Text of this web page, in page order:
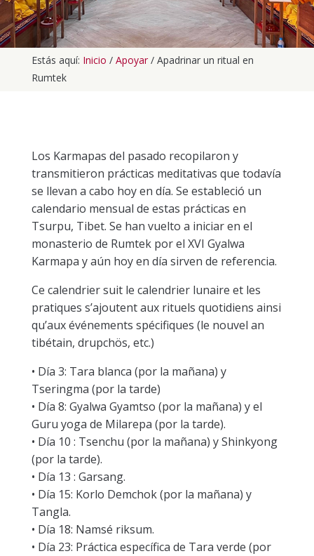
Estás aquí: Inicio / Apoyar/ Apadrinar un ritual en
Rumtek
Los Karmapas del pasado recopilaron y
transmitieron prácticas meditativas que todavía
se llevan a cabo hoy en día. Se estableció un
calendario mensual de estas prácticas en
Tsurpu, Tibet. Se han vuelto a iniciar en el
monasterio de Rumtek por el XVI Gyalwa
Karmapa y aún hoy en día sirven de referencia.
Ce calendrier suit le calendrier lunaire et les
pratiques s’ajoutent aux rituels quotidiens ainsi
qu’aux événements spécifiques (le nouvel an
tibétain, drupchös, etc.)
• Día 3: Tara blanca (por la mañana) y
Tseringma (por la tarde)
• Día 8: Gyalwa Gyamtso (por la mañana) y el
Guru yoga de Milarepa (por la tarde).
• Día 10 : Tsenchu (por la mañana) y Shinkyong
(por la tarde).
• Día 13 : Garsang.
• Día 15: Korlo Demchok (por la mañana) y
Tangla.
• Día 18: Namsé riksum.
• Día 23: Práctica específica de Tara verde (por